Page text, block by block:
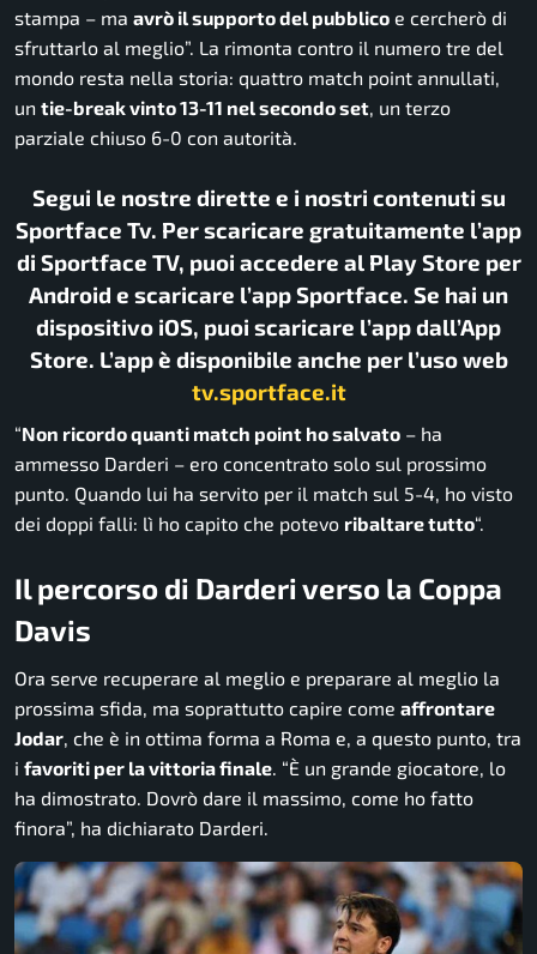
stampa – ma avrò il supporto del pubblico e cercherò di
sfruttarlo al meglio”. La rimonta contro il numero tre del
mondo resta nella storia: quattro match point annullati,
un tie-break vinto 13-11 nel secondo set, un terzo
parziale chiuso 6-0 con autorità.
Segui le nostre dirette e i nostri contenuti su
Sportface Tv. Per scaricare gratuitamente l’app
di Sportface TV, puoi accedere al Play Store per
Android e scaricare l’app Sportface. Se hai un
dispositivo iOS, puoi scaricare l’app dall’App
Store. L’app è disponibile anche per l’uso web
tv.sportface.it
“Non ricordo quanti match point ho salvato – ha
ammesso Darderi – ero concentrato solo sul prossimo
punto. Quando lui ha servito per il match sul 5-4, ho visto
dei doppi falli: lì ho capito che potevo ribaltare tutto“.
Il percorso di Darderi verso la Coppa
Davis
Ora serve recuperare al meglio e preparare al meglio la
prossima sfida, ma soprattutto capire come affrontare
Jodar, che è in ottima forma a Roma e, a questo punto, tra
i favoriti per la vittoria finale. “È un grande giocatore, lo
ha dimostrato. Dovrò dare il massimo, come ho fatto
finora”, ha dichiarato Darderi.